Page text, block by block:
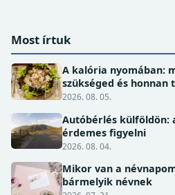
Most írtuk
A kalória nyomában:
szükséged és honnan
2026. 08. 05.
Autóbérlés külföldön:
érdemes figyelni
2026. 08. 04.
Mikor van a
bármelyik névnek